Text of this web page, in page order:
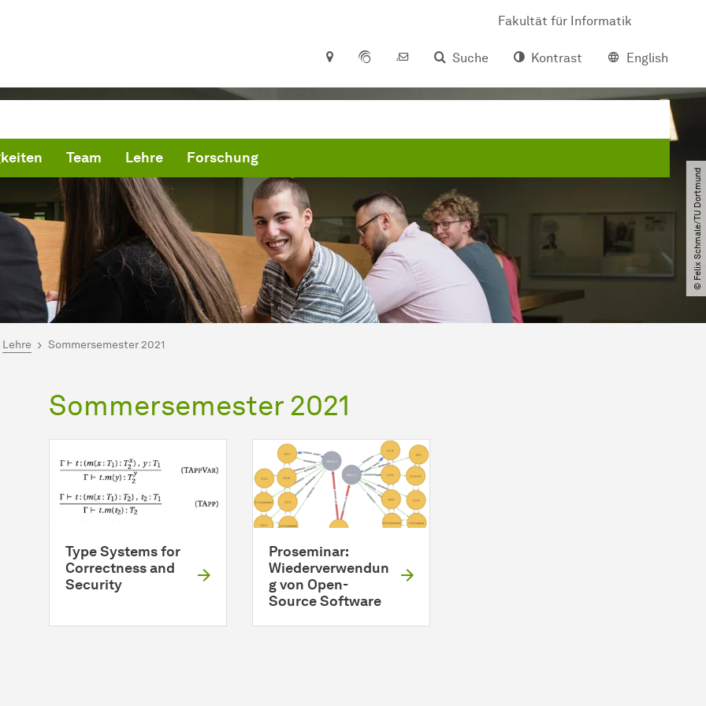
Fakultät für Informatik
Suche
Kontrast English
Team Lehre Forschung
© Felix Schmale​/​TU Dortmund
hier:
Lehre Sommersemester 2021
Sommersemester 2021
Type Systems for
Correctness and
Security
Proseminar:
Wiederverwendun
g von Open-
Source Software